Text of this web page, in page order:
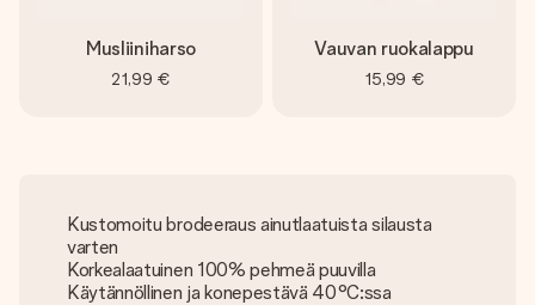
Musliiniharso
21,99 €
Vauvan ruokalappu
15,99 €
Kustomoitu brodeeraus ainutlaatuista silausta
varten
Korkealaatuinen 100% pehmeä puuvilla
Käytännöllinen ja konepestävä 40°C:ssa